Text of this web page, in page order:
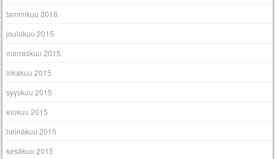
tammikuu 2016
joulukuu 2015
marraskuu 2015
lokakuu 2015
syyskuu 2015
elokuu 2015
heinäkuu 2015
kesäkuu 2015